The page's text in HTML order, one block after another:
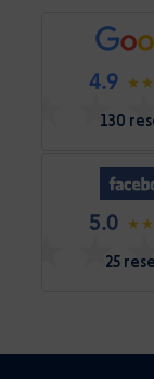
4.9
130
5.0
25